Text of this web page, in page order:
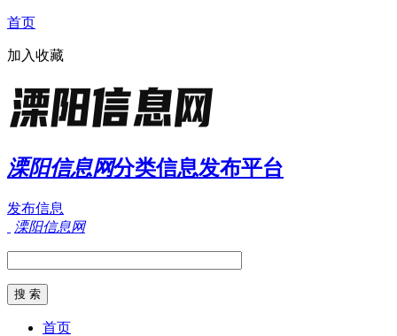
首页
加入收藏
溧阳信息网分类信息发布平台
发布信息
溧阳信息网
首页